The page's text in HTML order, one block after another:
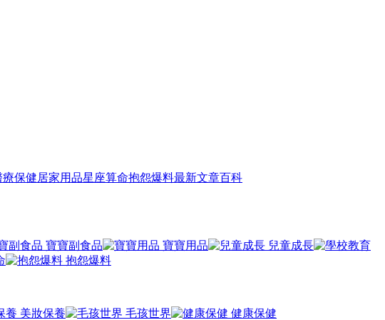
療保健居家用品星座算命抱怨爆料最新文章百科
寶寶副食品 寶寶用品
兒童成長
抱怨爆料
美妝保養 毛孩世界 健康保健